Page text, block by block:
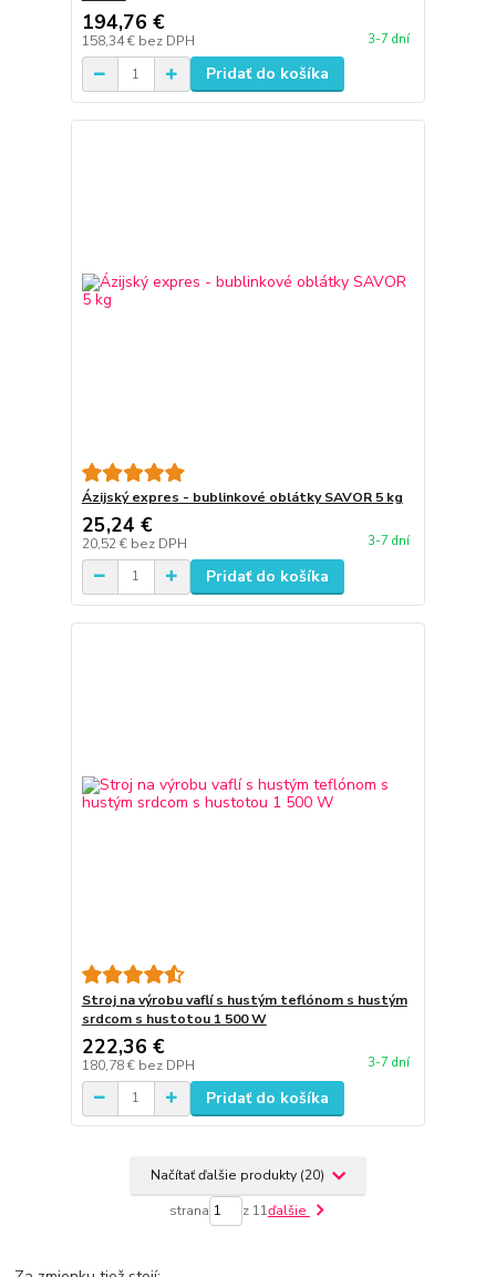
194,76 €
158,34 € bez DPH 3-7 dní
Pridať do košíka
Ázijský expres - bublinkové oblátky SAVOR 5 kg
25,24 €
20,52 € bez DPH 3-7 dní
Pridať do košíka
Stroj na výrobu vaflí s hustým teflónom s hustým
srdcom s hustotou 1 500 W
222,36 €
180,78 € bez DPH 3-7 dní
Pridať do košíka
Načítať ďalšie produkty (20)
strana z 11ďalšie